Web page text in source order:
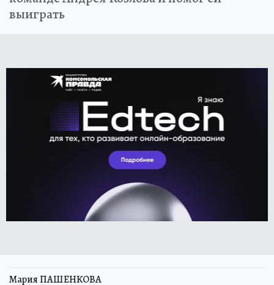
выиграть
Мария ПАШЕНКОВА